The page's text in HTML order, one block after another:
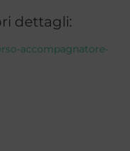
dettagli:
accompagnatore-